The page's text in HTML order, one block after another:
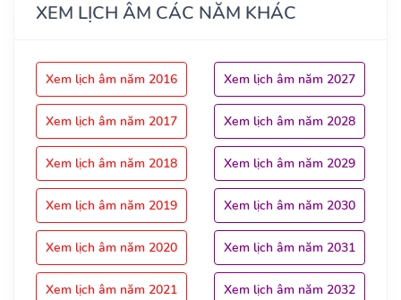
XEM LỊCH ÂM CÁC NĂM KHÁC
Xem lịch âm năm 2016
Xem lịch âm năm 2017
Xem lịch âm năm 2018
Xem lịch âm năm 2019
Xem lịch âm năm 2020
Xem lịch âm năm 2021
Xem lịch âm năm 2027
Xem lịch âm năm 2028
Xem lịch âm năm 2029
Xem lịch âm năm 2030
Xem lịch âm năm 2031
Xem lịch âm năm 2032